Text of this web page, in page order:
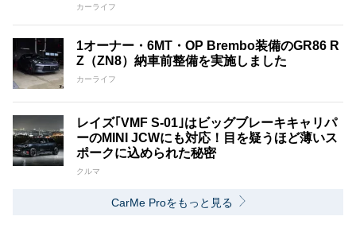
カーライフ
1オーナー・6MT・OP Brembo装備のGR86 R
Z（ZN8）納車前整備を実施しました
カーライフ
レイズ｢VMF S-01｣はビッグブレーキキャリパ
ーのMINI JCWにも対応！目を疑うほど薄いス
ポークに込められた秘密
クルマ
CarMe Proをもっと見る